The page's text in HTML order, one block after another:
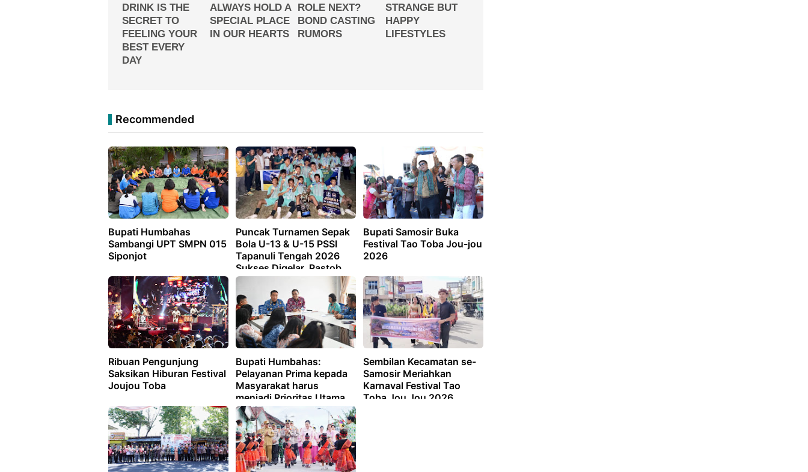
Recommended
Bupati Humbahas
Sambangi UPT SMPN 015
Siponjot
Puncak Turnamen Sepak
Bola U-13 & U-15 PSSI
Tapanuli Tengah 2026
Sukses Digelar, Pastob
FC dan SSB Sahata Barus
Sabet Juara Pertama
Bupati Samosir Buka
Festival Tao Toba Jou-jou
2026
Ribuan Pengunjung
Saksikan Hiburan Festival
Joujou Toba
Bupati Humbahas:
Pelayanan Prima kepada
Masyarakat harus
menjadi Prioritas Utama
Sembilan Kecamatan se-
Samosir Meriahkan
Karnaval Festival Tao
Toba Jou Jou 2026